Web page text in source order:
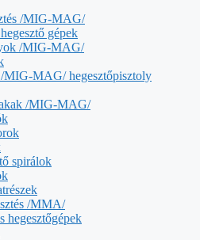
/MIG-MAG/
gépek
/MIG-MAG/
MIG-MAG/ hegesztőpisztoly
/MIG-MAG/
spirálok
/MMA/
hegesztőgépek